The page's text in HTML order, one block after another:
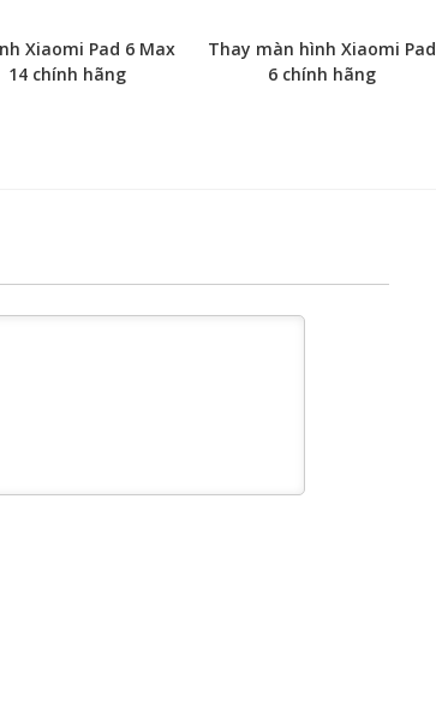
Xiaomi Pad 6 Max
14 chính hãng
Thay màn hình Xiaomi Pad
6 chính hãng